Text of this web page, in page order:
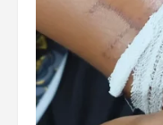
permanence
Suvarnabhumi